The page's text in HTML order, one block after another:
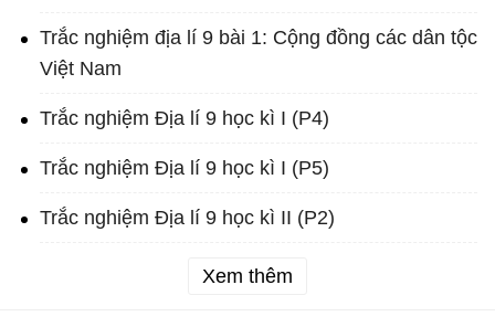
Trắc nghiệm địa lí 9 bài 1: Cộng đồng các dân tộc
Việt Nam
Trắc nghiệm Địa lí 9 học kì I (P4)
Trắc nghiệm Địa lí 9 học kì I (P5)
Trắc nghiệm Địa lí 9 học kì II (P2)
Xem thêm